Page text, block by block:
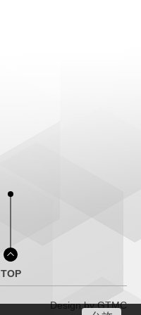
Design byGTMC
TOP